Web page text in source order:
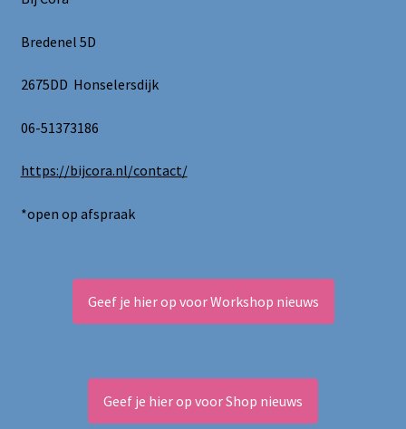
Bredenel 5D
2675DD Honselersdijk
06-51373186
https://bijcora.nl/contact/
*open op afspraak
Geef je hier op voor Workshop nieuws
Geef je hier op voor Shop nieuws